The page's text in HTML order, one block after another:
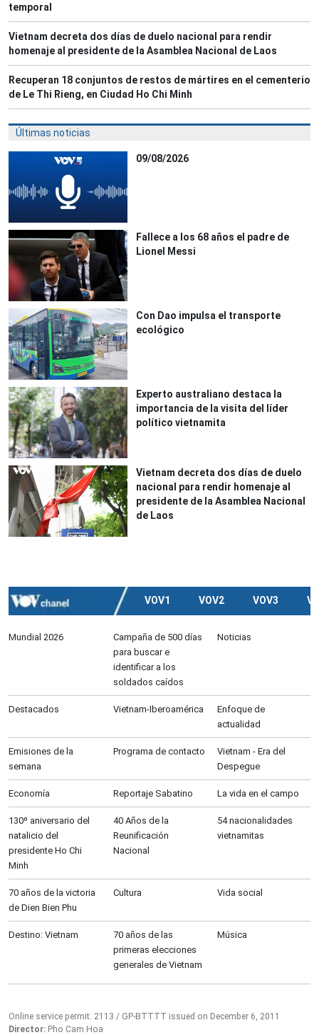
temporal
Vietnam decreta dos días de duelo nacional para rendir
homenaje al presidente de la Asamblea Nacional de Laos
Recuperan 18 conjuntos de restos de mártires en el cementerio
de Le Thi Rieng, en Ciudad Ho Chi Minh
Últimas noticias
09/08/2026
Fallece a los 68 años el padre de
Lionel Messi
Con Dao impulsa el transporte
ecológico
Experto australiano destaca la
importancia de la visita del líder
político vietnamita
Vietnam decreta dos días de duelo
nacional para rendir homenaje al
presidente de la Asamblea Nacional
de Laos
VOV1 VOV2 VOV3
Mundial 2026
Campaña de 500 días
para buscar e
identificar a los
soldados caídos
Noticias
Destacados Vietnam-Iberoamérica
Enfoque de
actualidad
Emisiones de la
semana
Programa de contacto
Vietnam - Era del
Despegue
Economía Reportaje Sabatino La vida en el campo
130º aniversario del
natalicio del
presidente Ho Chi
Minh
40 Años de la
Reunificación
Nacional
54 nacionalidades
vietnamitas
70 años de la victoria
de Dien Bien Phu
Cultura Vida social
Destino: Vietnam
70 años de las
primeras elecciones
generales de Vietnam
Música
Online service permit: 2113 / GP-BTTTT issued on December 6, 2011
Director: Pho Cam Hoa